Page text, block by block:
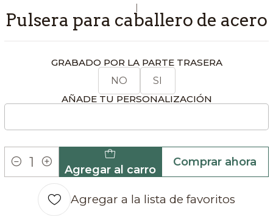
|
Pulsera para caballero de acero
GRABADO POR LA PARTE TRASERA
NO SI
AÑADE TU PERSONALIZACIÓN
Cantidad Agregar al carro
Comprar ahora
Agregar a la lista de favoritos